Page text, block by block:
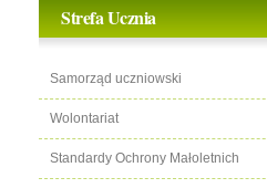
Strefa Ucznia
Samorząd uczniowski
Wolontariat
Standardy Ochrony Małoletnich